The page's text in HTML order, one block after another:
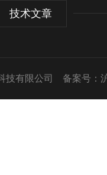
技术文章
技有限公司 备案号：